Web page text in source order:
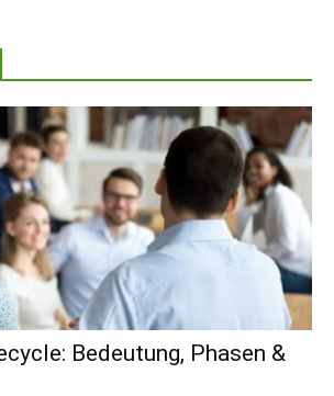
Bedeutung, Phasen &